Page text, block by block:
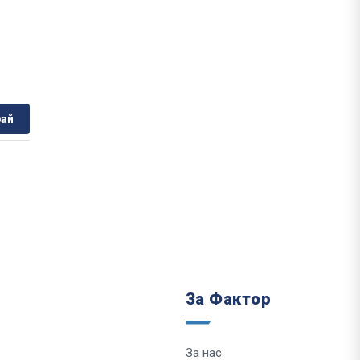
За Фактор
За нас